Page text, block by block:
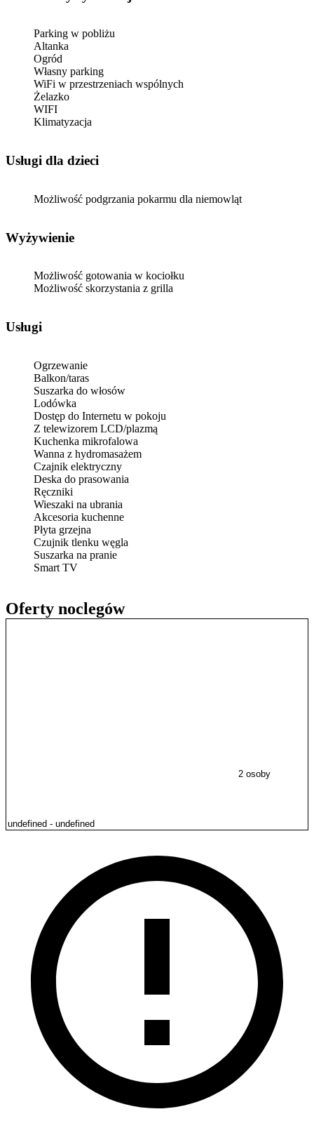
Oferty noclegów
2 osoby
Parking w pobliżu
Altanka
Ogród
Własny parking
WiFi w przestrzeniach wspólnych
Żelazko
WIFI
Klimatyzacja
usługi dla dzieci
Możliwość podgrzania pokarmu dla niemowląt
Wyżywienie
Możliwość gotowania w kociołku
Możliwość skorzystania z grilla
Usługi
Ogrzewanie
Balkon/taras
Suszarka do włosów
Lodówka
Dostęp do Internetu w pokoju
Z telewizorem LCD/plazmą
Kuchenka mikrofalowa
Wanna z hydromasażem
Czajnik elektryczny
Deska do prasowania
Ręczniki
Wieszaki na ubrania
Akcesoria kuchenne
Płyta grzejna
Czujnik tlenku węgla
Suszarka na pranie
Smart TV